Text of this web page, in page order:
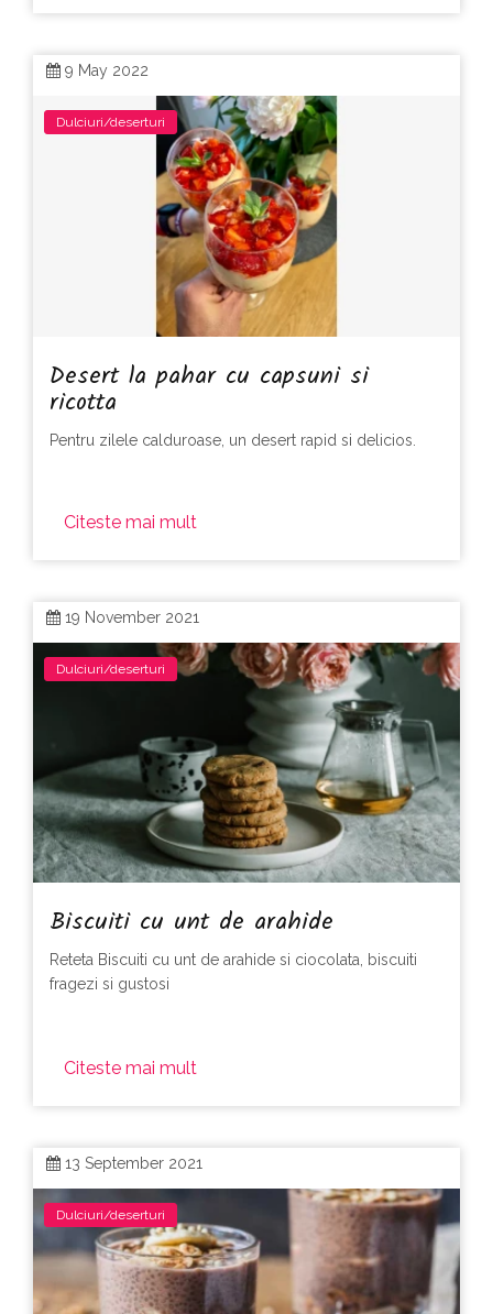
9 May 2022
Dulciuri/deserturi
Desert la pahar cu capsuni si
ricotta
Pentru zilele calduroase, un desert rapid si delicios.
Citeste mai mult
19 November 2021
Dulciuri/deserturi
Biscuiti cu unt de arahide
Reteta Biscuiti cu unt de arahide si ciocolata, biscuiti
fragezi si gustosi
Citeste mai mult
13 September 2021
Dulciuri/deserturi